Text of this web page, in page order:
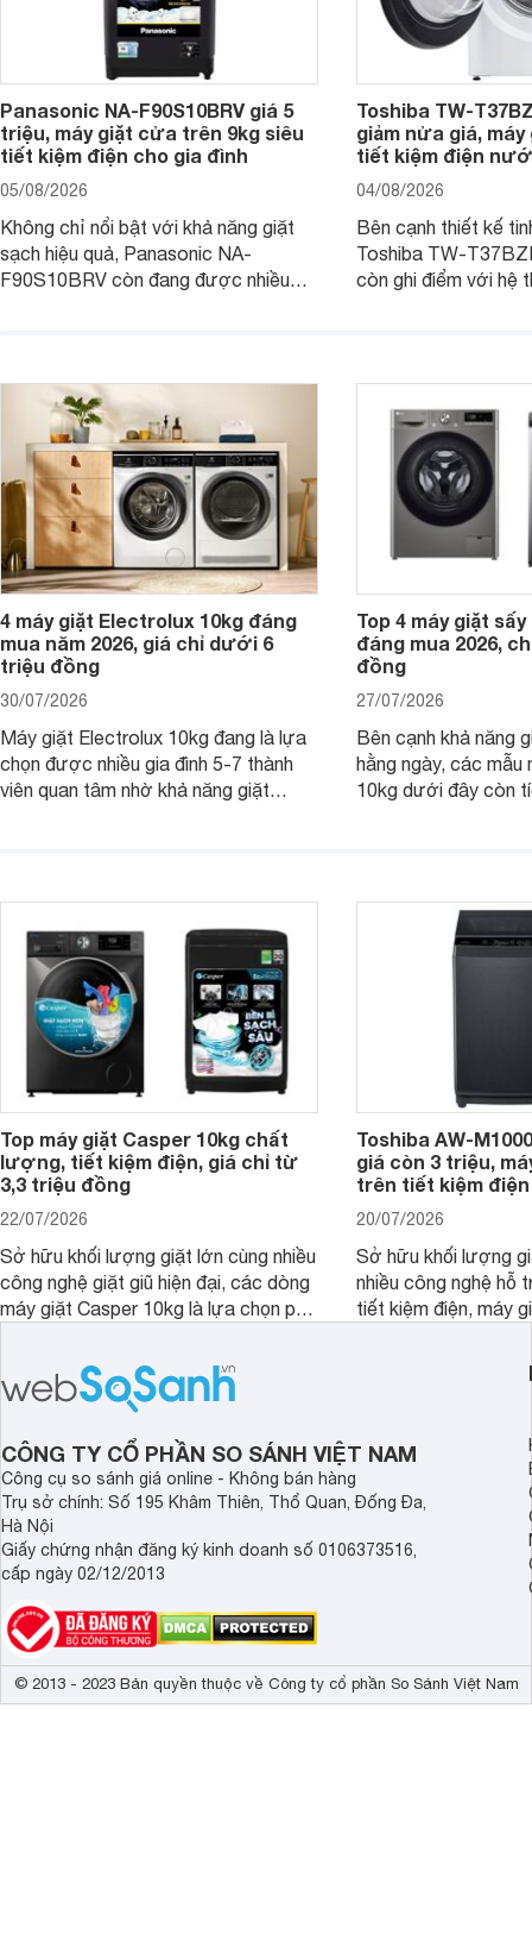
Panasonic NA-F90S10BRV giá 5
triệu, máy giặt cửa trên 9kg siêu
tiết kiệm điện cho gia đình
05/08/2026
Không chỉ nổi bật với khả năng giặt
sạch hiệu quả, Panasonic NA-
F90S10BRV còn đang được nhiều
giặt cửa trên 9kg.
Toshiba TW-
giảm nửa giá,
tiết kiệm điện
04/08/2026
Bên cạnh thiết kế
Toshiba TW-
còn ghi điểm với hệ
giặt.
4 máy giặt Electrolux 10kg đáng
mua năm 2026, giá chỉ dưới 6
triệu đồng
30/07/2026
Máy giặt Electrolux 10kg đang là lựa
chọn được nhiều gia đình 5-7 thành
viên quan tâm nhờ khả năng giặt
Top 4 máy giặt
đáng mua 2026,
đồng
27/07/2026
Bên cạnh khả năng
hằng ngày, các mẫu
10kg dưới đây còn
Top máy giặt Casper 10kg chất
lượng, tiết kiệm điện, giá chỉ từ
3,3 triệu đồng
22/07/2026
Sở hữu khối lượng giặt lớn cùng nhiều
công nghệ giặt giũ hiện đại, các dòng
máy giặt Casper 10kg là lựa chọn phù
Toshiba AW-
giá còn 3 triệu,
trên tiết kiệm
20/07/2026
Sở hữu khối lượng
nhiều công nghệ hỗ
tiết kiệm điện, máy
nhắc cho các gia
bán hiện đã giảm
CÔNG TY CỔ PHẦN SO SÁNH VIỆT NAM
Công cụ so sánh giá online - Không bán hàng
Trụ sở chính: Số 195 Khâm Thiên, Thổ Quan, Đống Đa,
Hà Nội
Giấy chứng nhận đăng ký kinh doanh số 0106373516,
cấp ngày 02/12/2013
© 2013 - 2023 Bản quyền thuộc về Công ty cổ phần So Sánh Việt Nam